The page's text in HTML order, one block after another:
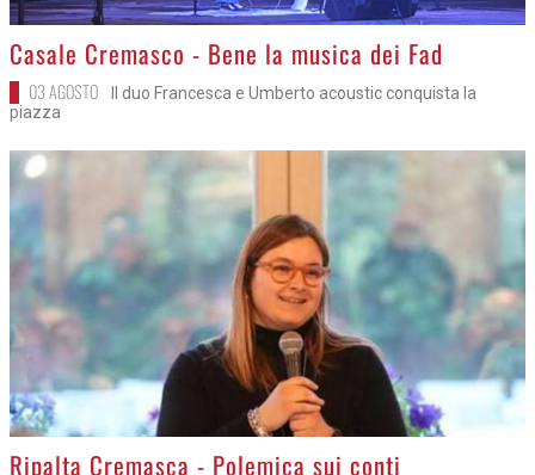
>
Casale Cremasco - Bene la musica dei Fad
03 AGOSTO
Il duo Francesca e Umberto acoustic conquista la
piazza
>
Ripalta Cremasca - Polemica sui conti